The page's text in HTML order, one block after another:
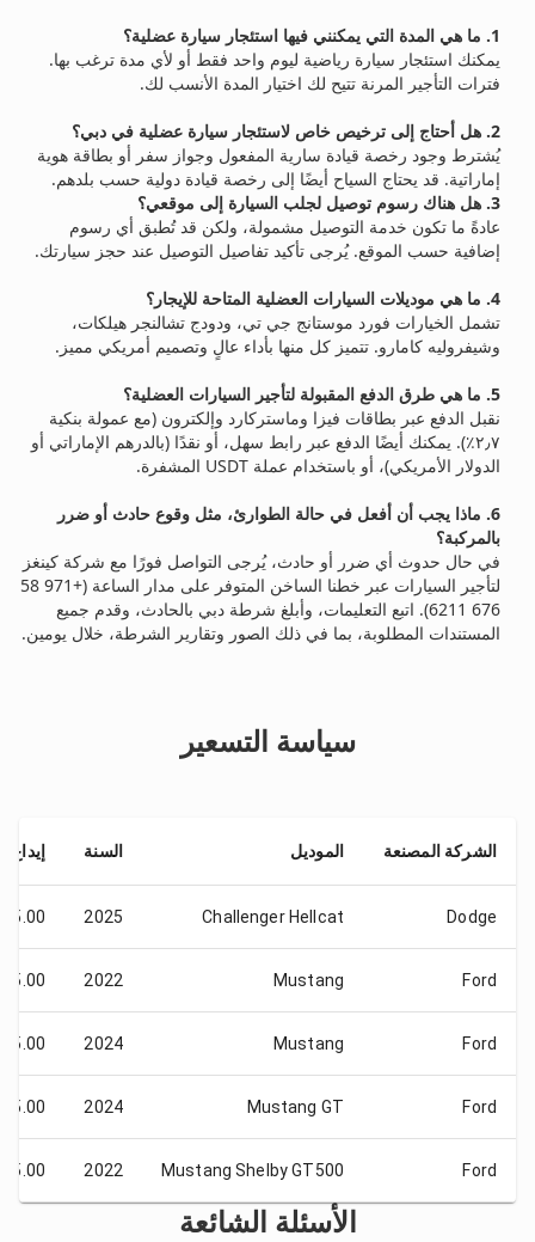
1. ما هي المدة التي يمكنني فيها استئجار سيارة عضلية؟
يمكنك استئجار سيارة رياضية ليوم واحد فقط أو لأي مدة ترغب بها.
فترات التأجير المرنة تتيح لك اختيار المدة الأنسب لك.
2. هل أحتاج إلى ترخيص خاص لاستئجار سيارة عضلية في دبي؟
يُشترط وجود رخصة قيادة سارية المفعول وجواز سفر أو بطاقة هوية
إماراتية. قد يحتاج السياح أيضًا إلى رخصة قيادة دولية حسب بلدهم.
3. هل هناك رسوم توصيل لجلب السيارة إلى موقعي؟
عادةً ما تكون خدمة التوصيل مشمولة، ولكن قد تُطبق أي رسوم
إضافية حسب الموقع. يُرجى تأكيد تفاصيل التوصيل عند حجز سيارتك.
4. ما هي موديلات السيارات العضلية المتاحة للإيجار؟
تشمل الخيارات فورد موستانج جي تي، ودودج تشالنجر هيلكات،
وشيفروليه كامارو. تتميز كل منها بأداء عالٍ وتصميم أمريكي مميز.
5. ما هي طرق الدفع المقبولة لتأجير السيارات العضلية؟
نقبل الدفع عبر بطاقات فيزا وماستركارد وإلكترون (مع عمولة بنكية
٢٫٧٪). يمكنك أيضًا الدفع عبر رابط سهل، أو نقدًا (بالدرهم الإماراتي أو
الدولار الأمريكي)، أو باستخدام عملة USDT المشفرة.
6. ماذا يجب أن أفعل في حالة الطوارئ، مثل وقوع حادث أو ضرر
بالمركبة؟
في حال حدوث أي ضرر أو حادث، يُرجى التواصل فورًا مع شركة كينغز
لتأجير السيارات عبر خطنا الساخن المتوفر على مدار الساعة (+971 58
676 6211). اتبع التعليمات، وأبلغ شرطة دبي بالحادث، وقدم جميع
المستندات المطلوبة، بما في ذلك الصور وتقارير الشرطة، خلال يومين.
سياسة التسعير
الشركة المصنعة الموديل السنة إيداع
Dodge
Сhallenger Hellcat
2025
5.00
Ford
Mustang
2022
5.00
Ford
Mustang
2024
5.00
Ford
Mustang GT
2024
5.00
Ford
Mustang Shelby GT500
2022
5.00
الأسئلة الشائعة